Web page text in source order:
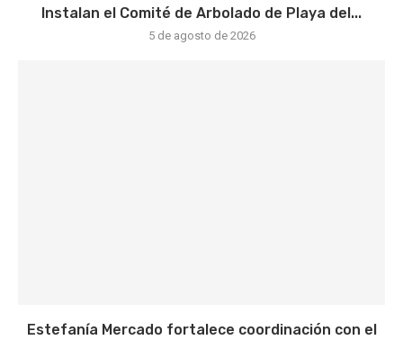
Instalan el Comité de Arbolado de Playa del...
5 de agosto de 2026
Estefanía Mercado fortalece coordinación con el